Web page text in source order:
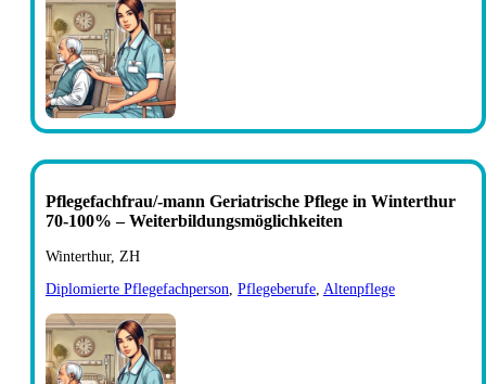
Pflegefachfrau/-mann Geriatrische Pflege in Winterthur
70-100% – Weiterbildungsmöglichkeiten
Winterthur, ZH
Diplomierte Pflegefachperson, Pflegeberufe, Altenpflege